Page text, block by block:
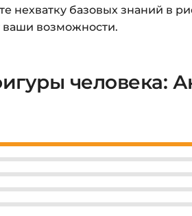
нехватку базовых знаний в
ваши возможности.
человека: